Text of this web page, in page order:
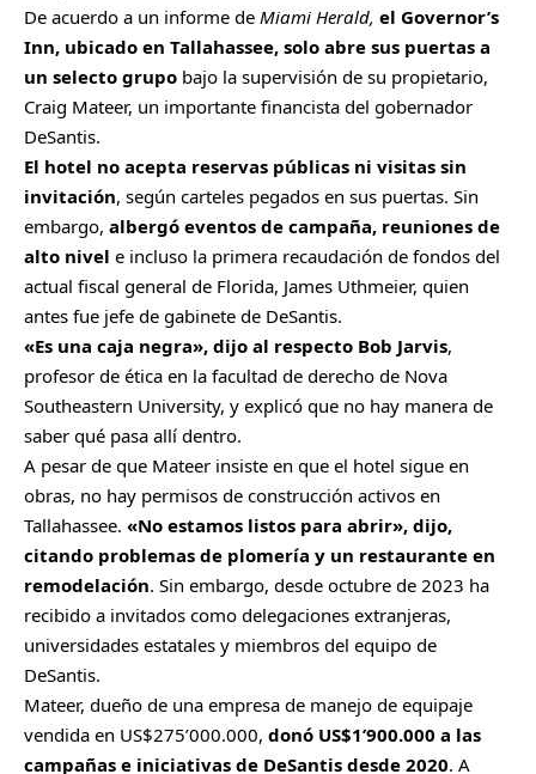
De acuerdo a un informe de Miami Herald, el Governor’s
Inn, ubicado en Tallahassee, solo abre sus puertas a
un selecto grupo bajo la supervisión de su propietario,
Craig Mateer, un importante financista del gobernador
DeSantis.
El hotel no acepta reservas públicas ni visitas sin
invitación, según carteles pegados en sus puertas. Sin
embargo, albergó eventos de campaña, reuniones de
alto nivel e incluso la primera recaudación de fondos del
actual fiscal general de Florida, James Uthmeier, quien
antes fue jefe de gabinete de DeSantis.
«Es una caja negra», dijo al respecto Bob Jarvis,
profesor de ética en la facultad de derecho de Nova
Southeastern University, y explicó que no hay manera de
saber qué pasa allí dentro.
A pesar de que Mateer insiste en que el hotel sigue en
obras, no hay permisos de construcción activos en
Tallahassee. «No estamos listos para abrir», dijo,
citando problemas de plomería y un restaurante en
remodelación. Sin embargo, desde octubre de 2023 ha
recibido a invitados como delegaciones extranjeras,
universidades estatales y miembros del equipo de
DeSantis.
Mateer, dueño de una empresa de manejo de equipaje
vendida en US$275’000.000, donó US$1’900.000 a las
campañas e iniciativas de DeSantis desde 2020. A